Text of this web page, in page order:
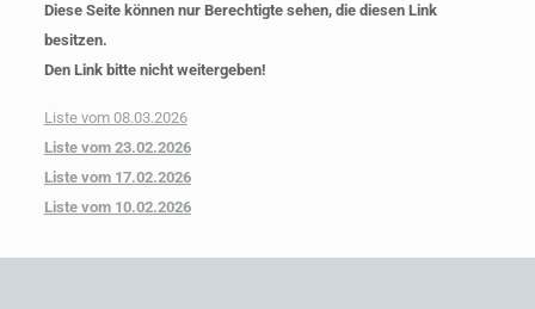
Diese Seite können nur Berechtigte sehen, die diesen Link
besitzen.
Den Link bitte nicht weitergeben!
Liste vom 08.03.2026
Liste vom 23.02.2026
Liste vom 17.02.2026
Liste vom 10.02.2026